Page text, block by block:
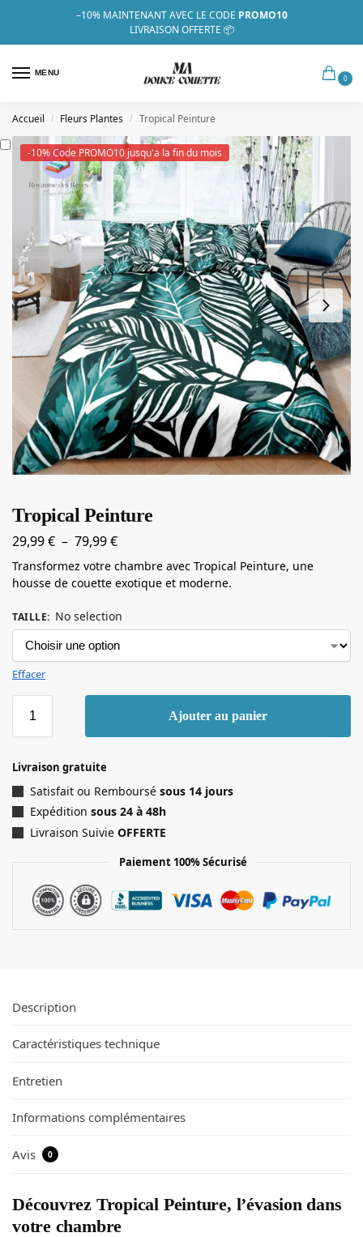
–10% MAINTENANT AVEC LE CODE PROMO10
LIVRAISON OFFERTE 📦
MENU
0
Accueil / Fleurs Plantes / Tropical Peinture
-10% Code PROMO10 jusqu'a la fin du mois
Tropical Peinture
29,99€ – 79,99€
Transformez votre chambre avec Tropical Peinture, une
housse de couette exotique et moderne.
TAILLE: No selection
Effacer
Ajouter au panier
Livraison gratuite
Satisfait ou Remboursé sous 14 jours
Expédition sous 24 à 48h
Livraison Suivie OFFERTE
Paiement 100% Sécurisé
Description
Caractéristiques technique
Entretien
Informations complémentaires
Avis 0
Découvrez Tropical Peinture, l’évasion dans
votre chambre